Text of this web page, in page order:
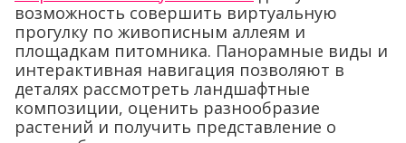
возможность совершить виртуальную
прогулку по живописным аллеям и
площадкам питомника. Панорамные виды и
интерактивная навигация позволяют в
деталях рассмотреть ландшафтные
композиции, оценить разнообразие
растений и получить представление о